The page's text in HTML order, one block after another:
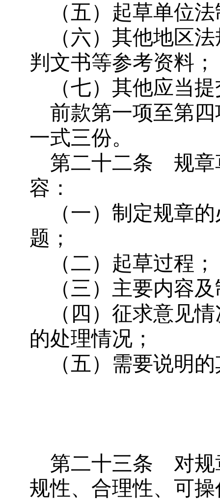
（五）起草单位
（六）其他地区
判文书等参考资料；
（七）其他应当
前款第一项至第
一式三份。
第二十二条 规章
容：
（一）制定规章
题；
（二）起草过程；
（三）主要内容
（四）征求意见
的处理情况；
（五）需要说明
第二十三条
对
规性、合理性、可